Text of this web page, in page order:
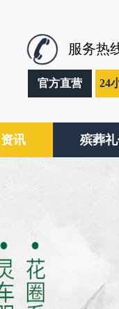
服务热
官方直营 24
讯 殡葬